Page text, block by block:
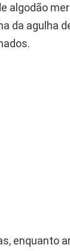
algodão
da agulha
enquanto